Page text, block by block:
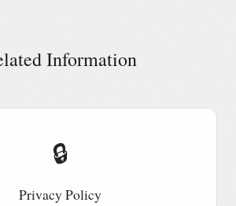
Information
🔒
Privacy Policy